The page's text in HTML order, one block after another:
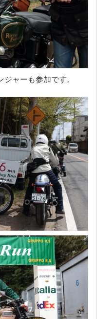
ャーも参加です。